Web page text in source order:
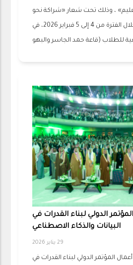
، وذلك تحت شعار «شراكة نحو
استدامة معرفية» خلال الفترة من 4 إلى 5 فبراير 2026، في
للطلاب (قاعة حمد الجاسر والبهو
الدولي لبناء القدرات في
البيانات والذكاء الاصطناعي
29 يناير 2026
المؤتمر الدولي لبناء القدرات في